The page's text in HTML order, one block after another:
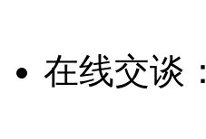
在线交谈：